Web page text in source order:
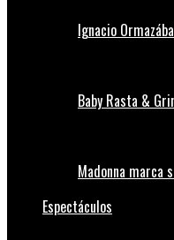
Ignacio
Baby Rasta &
Madonna marca
Espectáculos